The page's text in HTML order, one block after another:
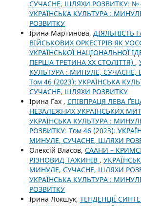
СУЧАСНЕ, ШЛЯХИ РОЗВИТКУ: №
УКРАЇНСЬКА КУЛЬТУРА :
РОЗВИТКУ
Ірина Мартинова, ДІЯЛЬНІСТЬ
ВІЙСЬКОВИХ ОРКЕСТРІВ ЯК
УКРАЇНСЬКОЇ НАЦІОНАЛЬНОЇ
ПЕРША ТРЕТИНА XX СТОЛІТТЯ) ,
КУЛЬТУРА : МИНУЛЕ,
Том 46 (2023): УКРАЇНСЬКА
СУЧАСНЕ, ШЛЯХИ РОЗВИТКУ
Ірина Ґах , СПІВПРАЦЯ ЛЕВА
НЕЗАЛЕЖНИХ УКРАЇНСЬКИХ
УКРАЇНСЬКА КУЛЬТУРА :
РОЗВИТКУ: Том 46 (2023):
МИНУЛЕ, СУЧАСНЕ, ШЛЯХИ
Олексій Власов, СААНИ –
РІЗНОВИД ТАЖИНІВ ,
МИНУЛЕ, СУЧАСНЕ, ШЛЯХИ
УКРАЇНСЬКА КУЛЬТУРА :
РОЗВИТКУ
Ірина Локшук, ТЕНДЕНЦІЇ